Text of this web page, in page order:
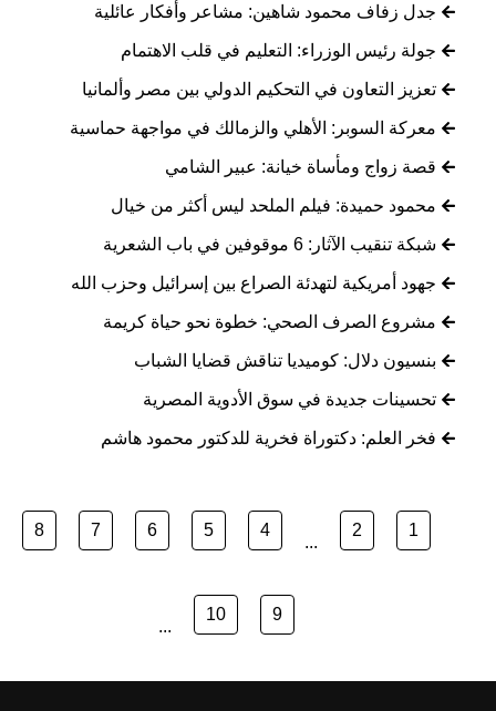
جدل زفاف محمود شاهين: مشاعر وأفكار عائلية
جولة رئيس الوزراء: التعليم في قلب الاهتمام
تعزيز التعاون في التحكيم الدولي بين مصر وألمانيا
معركة السوبر: الأهلي والزمالك في مواجهة حماسية
قصة زواج ومأساة خيانة: عبير الشامي
محمود حميدة: فيلم الملحد ليس أكثر من خيال
شبكة تنقيب الآثار: 6 موقوفين في باب الشعرية
جهود أمريكية لتهدئة الصراع بين إسرائيل وحزب الله
مشروع الصرف الصحي: خطوة نحو حياة كريمة
بنسيون دلال: كوميديا تناقش قضايا الشباب
تحسينات جديدة في سوق الأدوية المصرية
فخر العلم: دكتوراة فخرية للدكتور محمود هاشم
1
2
...
4
5
6
7
8
9
10
...